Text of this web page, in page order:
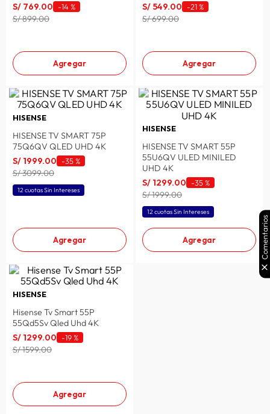
S/ 769.00 -14 %
S/ 899.00
Agregar
S/ 549.00 -21 %
S/ 699.00
Agregar
HISENSE
HISENSE TV SMART 75P
75Q6QV QLED UHD 4K
S/ 1999.00 -35 %
S/ 3099.00
12 cuotas Sin Intereses
Agregar
HISENSE
HISENSE TV SMART 55P
55U6QV ULED MINILED
UHD 4K
S/ 1299.00 -35 %
S/ 1999.00
12 cuotas Sin Intereses
Agregar
HISENSE
Hisense Tv Smart 55P
55Qd5Sv Qled Uhd 4K
S/ 1299.00 -19 %
S/ 1599.00
Agregar
Comentarios